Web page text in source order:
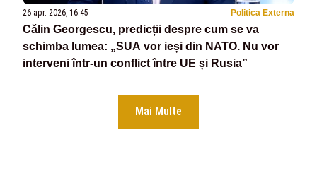
26 apr. 2026, 16:45 Politica Externa
Călin Georgescu, predicții despre cum se va
schimba lumea: „SUA vor ieși din NATO. Nu vor
interveni într-un conflict între UE și Rusia”
Mai Multe